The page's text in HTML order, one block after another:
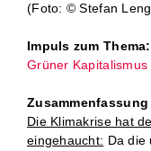
(Foto: © Stefan
Impuls zum Thema:
Grüner
Die Klimakrise hat
eingehaucht: Da die